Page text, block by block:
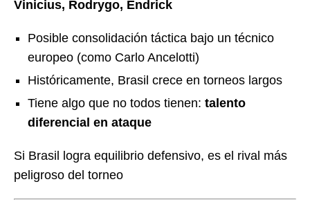
Vinicius, Rodrygo, Endrick
Posible consolidación táctica bajo un técnico
europeo (como Carlo Ancelotti)
Históricamente, Brasil crece en torneos largos
Tiene algo que no todos tienen: talento
diferencial en ataque
Si Brasil logra equilibrio defensivo, es el rival más
peligroso del torneo